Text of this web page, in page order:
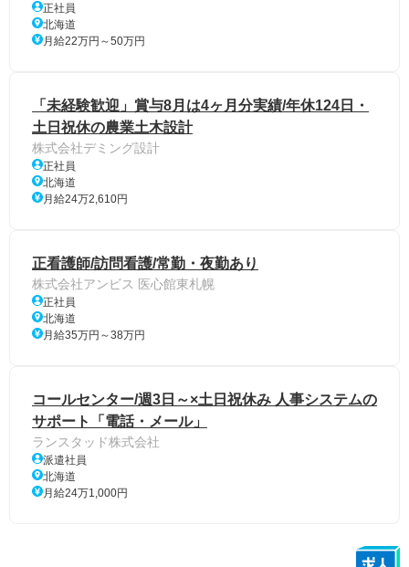
正社員
北海道
月給22万円～50万円
「未経験歓迎」賞与8月は4ヶ月分実績/年休124日・
土日祝休の農業土木設計
株式会社デミング設計
正社員
北海道
月給24万2,610円
正看護師/訪問看護/常勤・夜勤あり
株式会社アンビス 医心館東札幌
正社員
北海道
月給35万円～38万円
コールセンター/週3日～×土日祝休み 人事システムの
サポート「電話・メール」
ランスタッド株式会社
派遣社員
北海道
月給24万1,000円